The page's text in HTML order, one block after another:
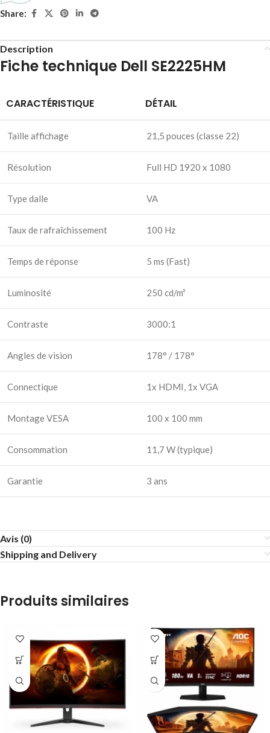
Share:
Description
Fiche technique Dell SE2225HM
CARACTÉRISTIQUE DÉTAIL
Taille affichage 21,5 pouces (classe 22)
Résolution Full HD 1920 x 1080
Type dalle VA
Taux de rafraîchissement 100 Hz
Temps de réponse 5 ms (Fast)
Luminosité 250 cd/m²
Contraste 3000:1
Angles de vision 178° / 178°
Connectique 1x HDMI, 1x VGA
Montage VESA 100 x 100 mm
Consommation 11,7 W (typique)
Garantie 3 ans
Avis (0)
Shipping and Delivery
Produits similaires